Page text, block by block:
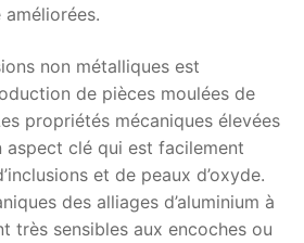
améliorées.
non métalliques est
de pièces moulées de
propriétés mécaniques élevées
aspect clé qui est facilement
et de peaux d’oxyde.
des alliages d’aluminium à
très sensibles aux encoches ou